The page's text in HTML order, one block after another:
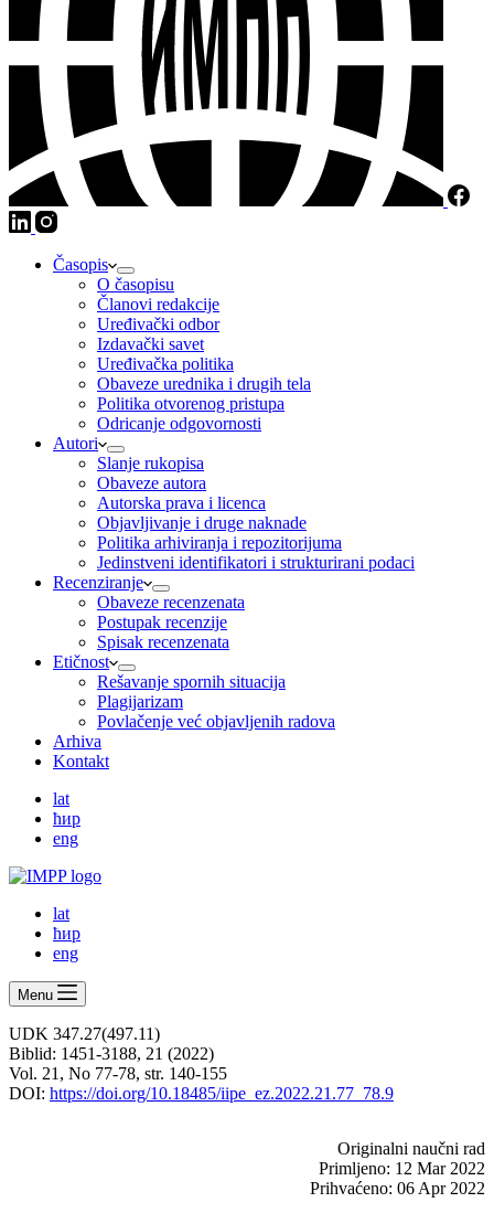
Časopis
O časopisu
Članovi redakcije
Uređivački odbor
Izdavački savet
Uređivačka politika
Obaveze urednika i drugih tela
Politika otvorenog pristupa
Odricanje odgovornosti
Autori
Slanje rukopisa
Obaveze autora
Autorska prava i licenca
Objavljivanje i druge naknade
Politika arhiviranja i repozitorijuma
Jedinstveni identifikatori i strukturirani podaci
Recenziranje
Obaveze recenzenata
Postupak recenzije
Spisak recenzenata
Etičnost
Rešavanje spornih situacija
Plagijarizam
Povlačenje već objavljenih radova
Arhiva
Kontakt
lat
ћир
eng
lat
ћир
eng
Menu
UDK 347.27(497.11)
Biblid: 1451-3188, 21 (2022)
Vol. 21, No 77-78, str. 140-155
DOI: https://doi.org/10.18485/iipe_ez.2022.21.77_78.9
Originalni naučni rad
Primljeno: 12 Mar 2022
Prihvaćeno: 06 Apr 2022